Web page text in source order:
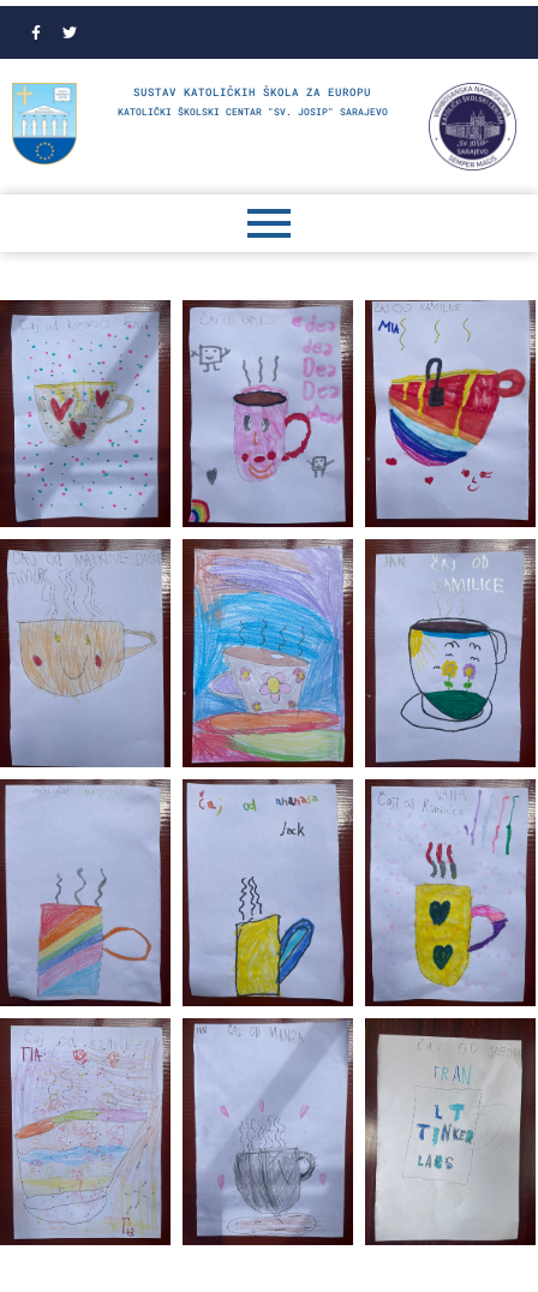
SUSTAV KATOLIČKIH ŠKOLA ZA EUROPU
KATOLIČKI ŠKOLSKI CENTAR "SV. JOSIP" SARAJEVO